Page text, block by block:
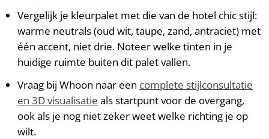
Vergelijk je kleurpalet met die van de hotel chic stijl:
warme neutrals (oud wit, taupe, zand, antraciet) met
één accent, niet drie. Noteer welke tinten in je
huidige ruimte buiten dit palet vallen.
Vraag bij Whoon naar een complete stijlconsultatie
en 3D visualisatie als startpunt voor de overgang,
ook als je nog niet zeker weet welke richting je op
wilt.